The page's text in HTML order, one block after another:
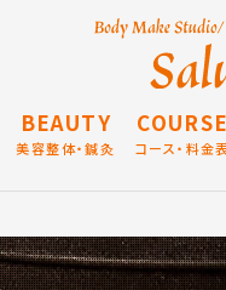
BEAUTY
美容整体・鍼灸
COURSE
コース・料金